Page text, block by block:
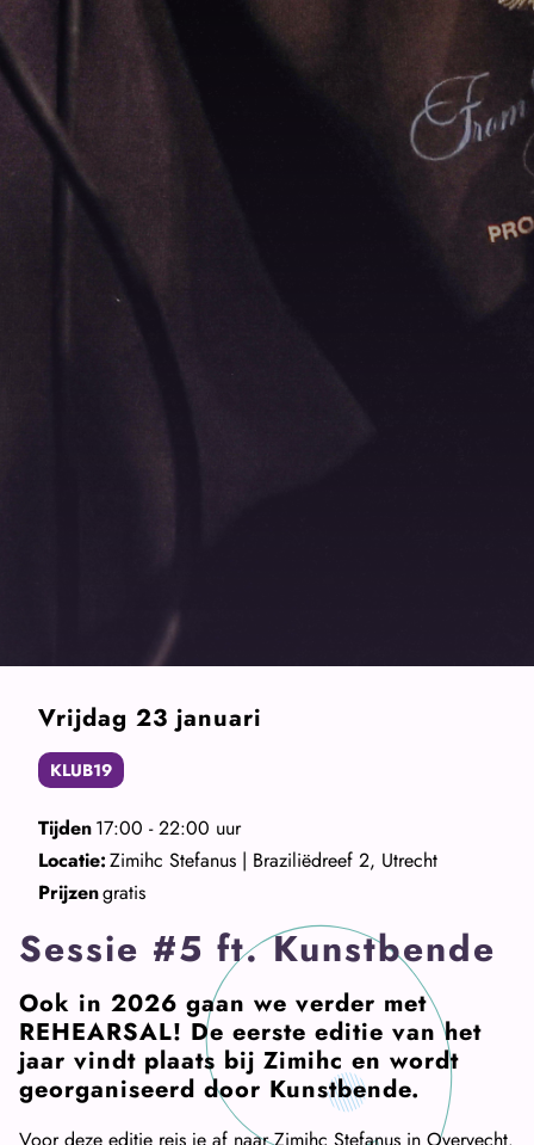
Sessie #5 ft. Kunstbende
Ook in 2026 gaan we verder met
REHEARSAL! De eerste editie van het
jaar vindt plaats bij Zimihc en wordt
georganiseerd door Kunstbende.
Vrijdag 23 januari
KLUB19
Tijden17:00 - 22:00 uur
Locatie:Zimihc Stefanus | Braziliëdreef 2, Utrecht
Prijzengratis